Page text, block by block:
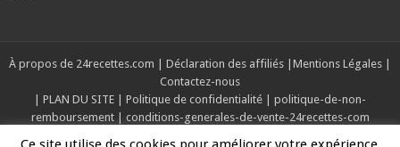
À propos de 24recettes.com Déclaration des affiliés Mentions Légales
Contactez-nous
PLAN DU SITE Politique de confidentialité
politique-de-non-
remboursement| conditions-generales-de-vente-24recettes-com